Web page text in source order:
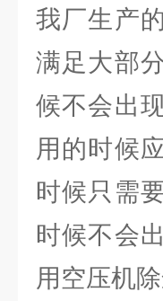
我厂生产
满足大部
候不会出
用的时候
时候只需
时候不会
用空压机